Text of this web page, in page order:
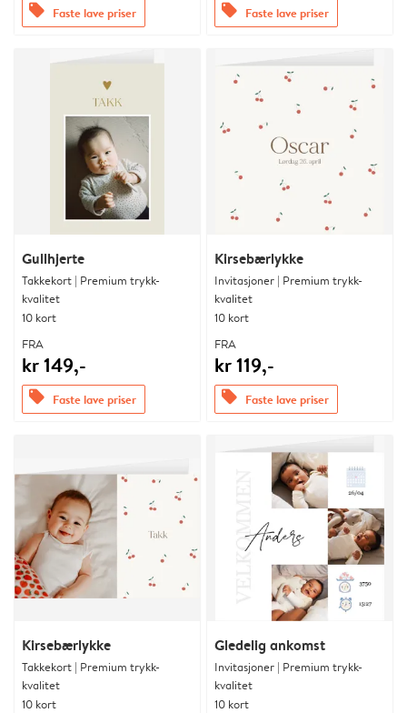
offers Faste lave priser offers Faste lave priser
Gullhjerte
Takkekort | Premium trykk-
kvalitet
10 kort
FRA
kr 149,-
offers Faste lave priser
Kirsebærlykke
Invitasjoner | Premium trykk-
kvalitet
10 kort
FRA
kr 119,-
offers Faste lave priser
Kirsebærlykke
Takkekort | Premium trykk-
kvalitet
10 kort
Gledelig ankomst
Invitasjoner | Premium trykk-
kvalitet
10 kort